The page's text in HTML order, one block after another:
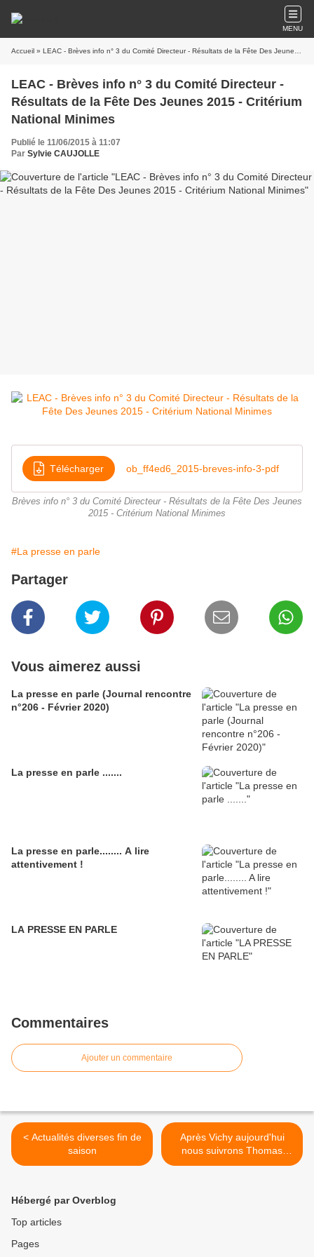
MENU
Accueil » LEAC - Brèves info n° 3 du Comité Directeur - Résultats de la Fête Des Jeunes 2015 - Critérium National Minimes
LEAC - Brèves info n° 3 du Comité Directeur -
Résultats de la Fête Des Jeunes 2015 - Critérium
National Minimes
Publié le 11/06/2015 à 11:07
Par Sylvie CAUJOLLE
Télécharger ob_ff4ed6_2015-breves-info-3-pdf
Brèves info n° 3 du Comité Directeur - Résultats de la Fête Des Jeunes
2015 - Critérium National Minimes
#La presse en parle
Partager
Vous aimerez aussi
La presse en parle (Journal rencontre
n°206 - Février 2020)
La presse en parle .......
La presse en parle........ A lire
attentivement !
LA PRESSE EN PARLE
Commentaires
Ajouter un commentaire
< Actualités diverses fin de
saison
Après Vichy aujourd'hui
nous suivrons Thomas
aux... >
Hébergé par Overblog
Top articles
Pages